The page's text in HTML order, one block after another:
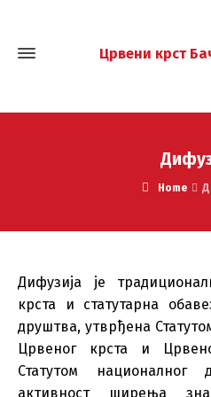
Црвени крст
Home
Дифузија је
крста и статутарна
друштва, утврђена
Црвеног крста и
Статутом националног
активност ширења